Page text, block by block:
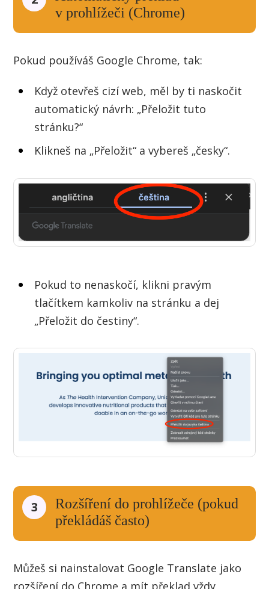
v prohlížeči (Chrome)
Pokud používáš Google Chrome, tak:
Když otevřeš cizí web, měl by ti naskočit
automatický návrh: „Přeložit tuto
stránku?“
Klikneš na „Přeložit“ a vybereš „česky“.
Pokud to nenaskočí, klikni pravým
tlačítkem kamkoliv na stránku a dej
„Přeložit do čestiny“.
3
Rozšíření do prohlížeče (pokud
překládáš často)
Můžeš si nainstalovat Google Translate jako
rozšíření do Chrome a mít překlad vždy